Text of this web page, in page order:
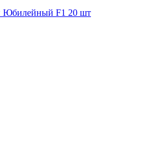
Юбилейный F1 20 шт